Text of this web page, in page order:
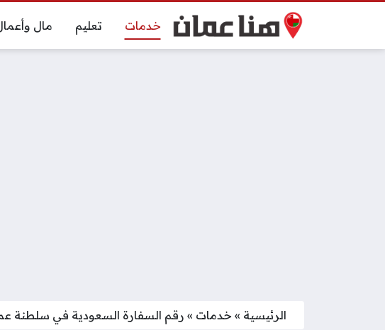
خدمات تعليم مال
الرئيسية » خدمات » رقم السفارة السعودية في سلطنة